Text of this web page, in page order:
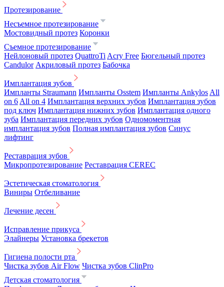
Протезирование
Несъемное протезирование
Мостовидный протез Коронки
Съемное протезирование
Нейлоновый протез QuattroTi Acry Free Бюгельный протез
Candulor Акриловый протез Бабочка
Имплантация зубов
Импланты Straumann Импланты Osstem Импланты Ankylos All
on 6 All on 4 Имплантация верхних зубов Имплантация зубов
под ключ Имплантация нижних зубов Имплантация одного
зуба Имплантация передних зубов Одномоментная
имплантация зубов Полная имплантация зубов Синус
лифтинг
Реставрация зубов
Микропротезирование Реставрация CEREC
Эстетическая стоматология
Виниры Отбеливание
Лечение десен
Исправление прикуса
Элайнеры Установка брекетов
Гигиена полости рта
Чистка зубов Air Flow Чистка зубов ClinPro
Детская стоматология